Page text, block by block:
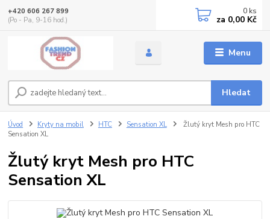
Menu
Hledat
+420 606 267 899
(Po - Pa, 9-16 hod.)
0 ks
za 0,00 Kč
Úvod Kryty na mobil HTC Sensation XL
Žlutý kryt Mesh pro HTC
Sensation XL
Žlutý kryt Mesh pro HTC
Sensation XL